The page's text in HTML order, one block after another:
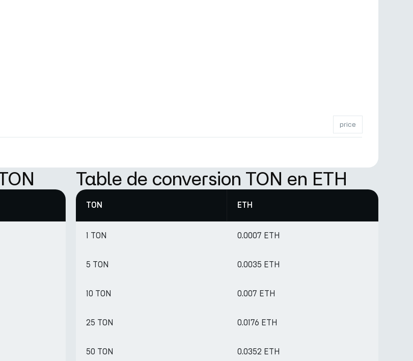
price
Table de conversion TON en ETH
TON ETH
1 TON 0.0007 ETH
5 TON 0.0035 ETH
10 TON 0.007 ETH
25 TON 0.0176 ETH
50 TON 0.0352 ETH